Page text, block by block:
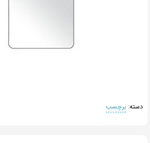
دسته: برچسب